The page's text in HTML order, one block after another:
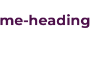
heading